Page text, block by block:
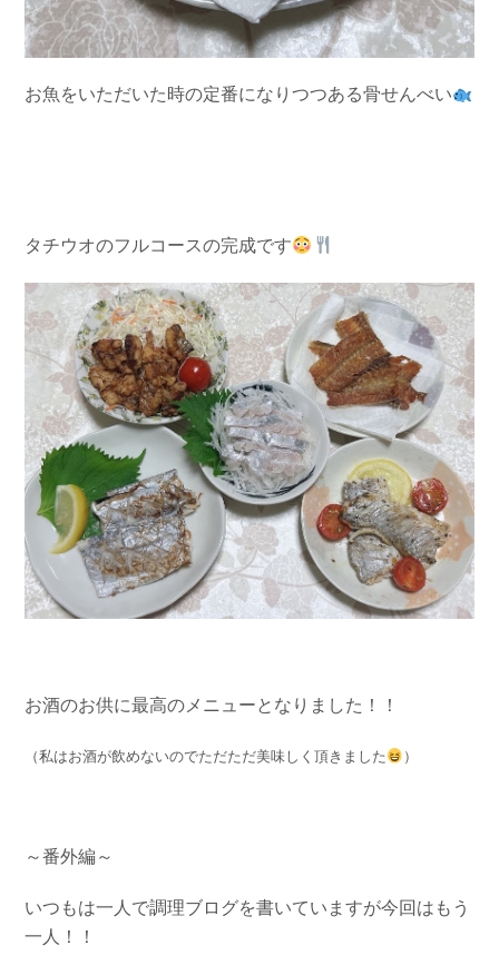
お魚をいただいた時の定番になりつつある骨せんべい
タチウオのフルコースの完成です
お酒のお供に最高のメニューとなりました！！
（私はお酒が飲めないのでただただ美味しく頂きました ）
～番外編～
いつもは一人で調理ブログを書いていますが今回はもう
一人！！